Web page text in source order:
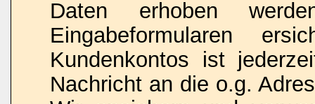
Daten erhoben
Eingabeformularen
Kundenkontos ist
Nachricht an die o.g.